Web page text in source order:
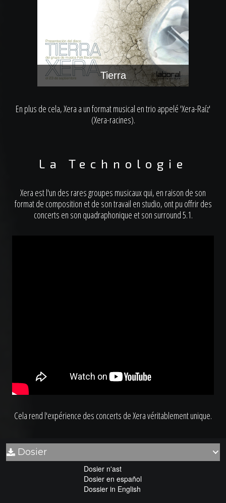
Tierra
En plus de cela, Xera a un format musical en trio appelé 'Xera-Raíz'
(Xera-racines).
La Technologie
Xera est l'un des rares groupes musicaux qui, en raison de son
format de composition et de son travail en studio, ont pu offrir des
concerts en son quadraphonique et son surround 5.1.
Cela rend l'expérience des concerts de Xera véritablement unique.
 Dosier
Dosier n'ast
Dosier en español
Dossier in English